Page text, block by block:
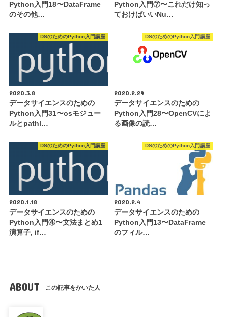
Python入門18〜DataFrame
のその他…
Python入門⑦〜これだけ知っ
ておけばいいNu…
DSのためのPython入門講座
2020.3.8
データサイエンスのための
Python入門31〜osモジュー
ルとpathl…
DSのためのPython入門講座
2020.2.29
データサイエンスのための
Python入門28〜OpenCVによ
る画像の読…
DSのためのPython入門講座
2020.1.18
データサイエンスのための
Python入門④〜文法まとめ1
演算子, if…
DSのためのPython入門講座
2020.2.4
データサイエンスのための
Python入門13〜DataFrame
のフィル…
ABOUT この記事をかいた人